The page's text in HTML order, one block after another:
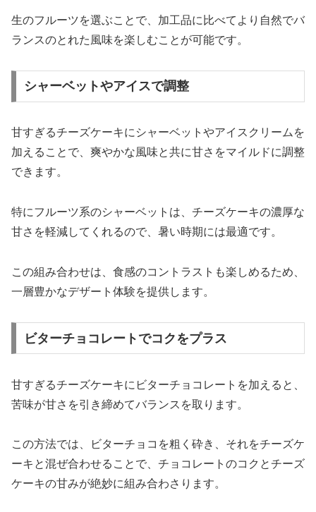
生のフルーツを選ぶことで、加工品に比べてより自然でバ
ランスのとれた風味を楽しむことが可能です。
シャーベットやアイスで調整
甘すぎるチーズケーキにシャーベットやアイスクリームを
加えることで、爽やかな風味と共に甘さをマイルドに調整
できます。
特にフルーツ系のシャーベットは、チーズケーキの濃厚な
甘さを軽減してくれるので、暑い時期には最適です。
この組み合わせは、食感のコントラストも楽しめるため、
一層豊かなデザート体験を提供します。
ビターチョコレートでコクをプラス
甘すぎるチーズケーキにビターチョコレートを加えると、
苦味が甘さを引き締めてバランスを取ります。
この方法では、ビターチョコを粗く砕き、それをチーズケ
ーキと混ぜ合わせることで、チョコレートのコクとチーズ
ケーキの甘みが絶妙に組み合わさります。